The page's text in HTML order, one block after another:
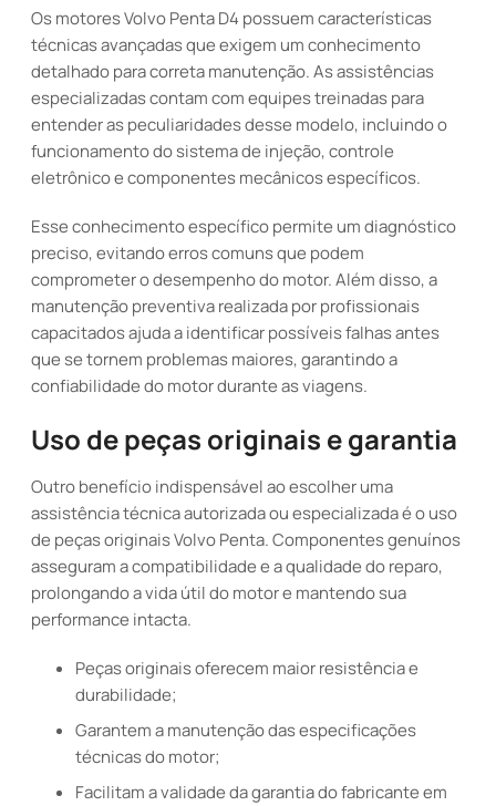
Os motores Volvo Penta D4 possuem características
técnicas avançadas que exigem um conhecimento
detalhado para correta manutenção. As assistências
especializadas contam com equipes treinadas para
entender as peculiaridades desse modelo, incluindo o
funcionamento do sistema de injeção, controle
eletrônico e componentes mecânicos específicos.
Esse conhecimento específico permite um diagnóstico
preciso, evitando erros comuns que podem
comprometer o desempenho do motor. Além disso, a
manutenção preventiva realizada por profissionais
capacitados ajuda a identificar possíveis falhas antes
que se tornem problemas maiores, garantindo a
confiabilidade do motor durante as viagens.
Uso de peças originais e garantia
Outro benefício indispensável ao escolher uma
assistência técnica autorizada ou especializada é o uso
de peças originais Volvo Penta. Componentes genuínos
asseguram a compatibilidade e a qualidade do reparo,
prolongando a vida útil do motor e mantendo sua
performance intacta.
Peças originais oferecem maior resistência e
durabilidade;
Garantem a manutenção das especificações
técnicas do motor;
Facilitam a validade da garantia do fabricante em